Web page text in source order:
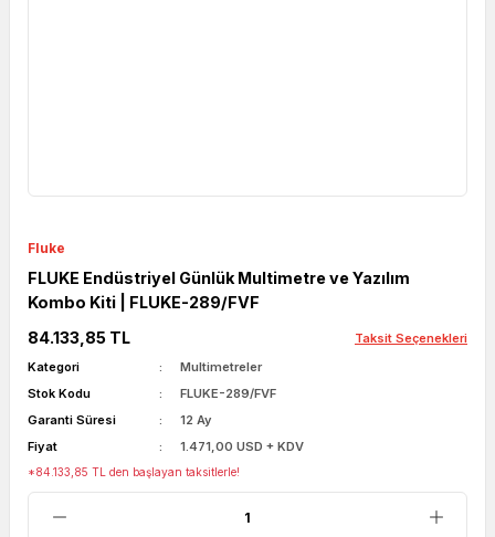
Fluke
FLUKE Endüstriyel Günlük Multimetre ve Yazılım
Kombo Kiti | FLUKE-289/FVF
84.133,85 TL
Taksit Seçenekleri
Kategori
Multimetreler
Stok Kodu
FLUKE-289/FVF
Garanti Süresi
12 Ay
Fiyat
1.471,00 USD + KDV
*84.133,85 TL den başlayan taksitlerle!